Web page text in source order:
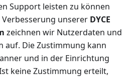
Support leisten zu können
unserer DYCE
zeichnen wir Nutzerdaten und
auf. Die Zustimmung kann
und in der Einrichtung
keine Zustimmung erteilt,